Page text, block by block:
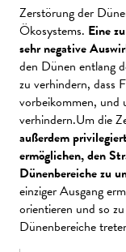
Zerstörung der
Ökosystems. Eine
sehr negative
den Dünen entlang
zu verhindern, dass
vorbeikommen, und
verhindern.Um die
außerdem
ermöglichen, den
Dünenbereiche zu
einziger Ausgang
orientieren und so
Dünenbereiche